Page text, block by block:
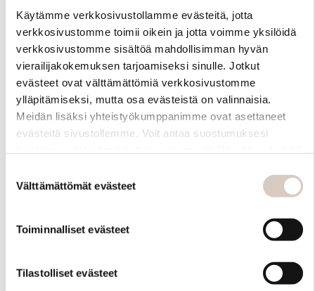
Käytämme verkkosivustollamme evästeitä, jotta
verkkosivustomme toimii oikein ja jotta voimme yksilöidä
verkkosivustomme sisältöä mahdollisimman hyvän
vierailijakokemuksen tarjoamiseksi sinulle. Jotkut
evästeet ovat välttämättömiä verkkosivustomme
ylläpitämiseksi, mutta osa evästeistä on valinnaisia.
Meidän lisäksi yhteistyökumppanimme ovat asettaneet
evästeitä sivustollemme. Voit antaa suostumuksesi
myöhemmin ”Evästeasetukset” -linkin kautta.
valinta
Välttämättömät evästeet
Toiminnalliset evästeet
Tilastolliset evästeet